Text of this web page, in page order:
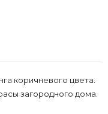
коричневого цвета.
загородного дома.